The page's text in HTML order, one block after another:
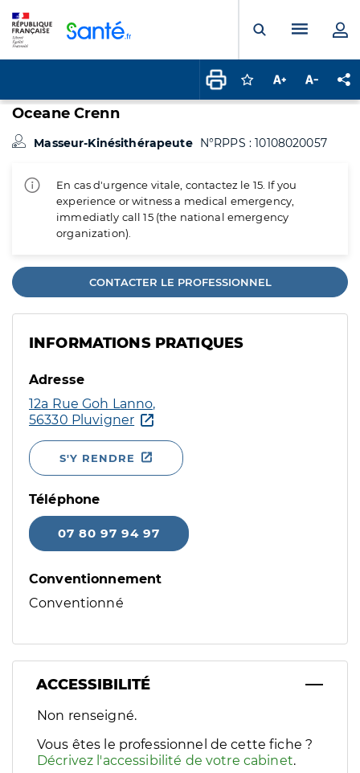
Ouvrir laMenu
Connectez-vous
Augmenter la
Oceane Crenn
Masseur-Kinésithérapeute N°RPPS : 10108020057
En cas d'urgence vitale, contactez le 15. If you
experience or witness a medical emergency,
immediatly call 15 (the national emergency
organization).
CONTACTER LE PROFESSIONNEL
INFORMATIONS PRATIQUES
Adresse
12a Rue Goh Lanno,
56330 Pluvigner
S'Y RENDRE
Téléphone
07 80 97 94 97
Conventionnement
Conventionné
ACCESSIBILITÉ
Filtres
Sélectionnez un ou plusieurs handicaps/besoins
Non renseigné.
Vous êtes le professionnel de cette fiche ?
Décrivez l'accessibilité de votre cabinet.